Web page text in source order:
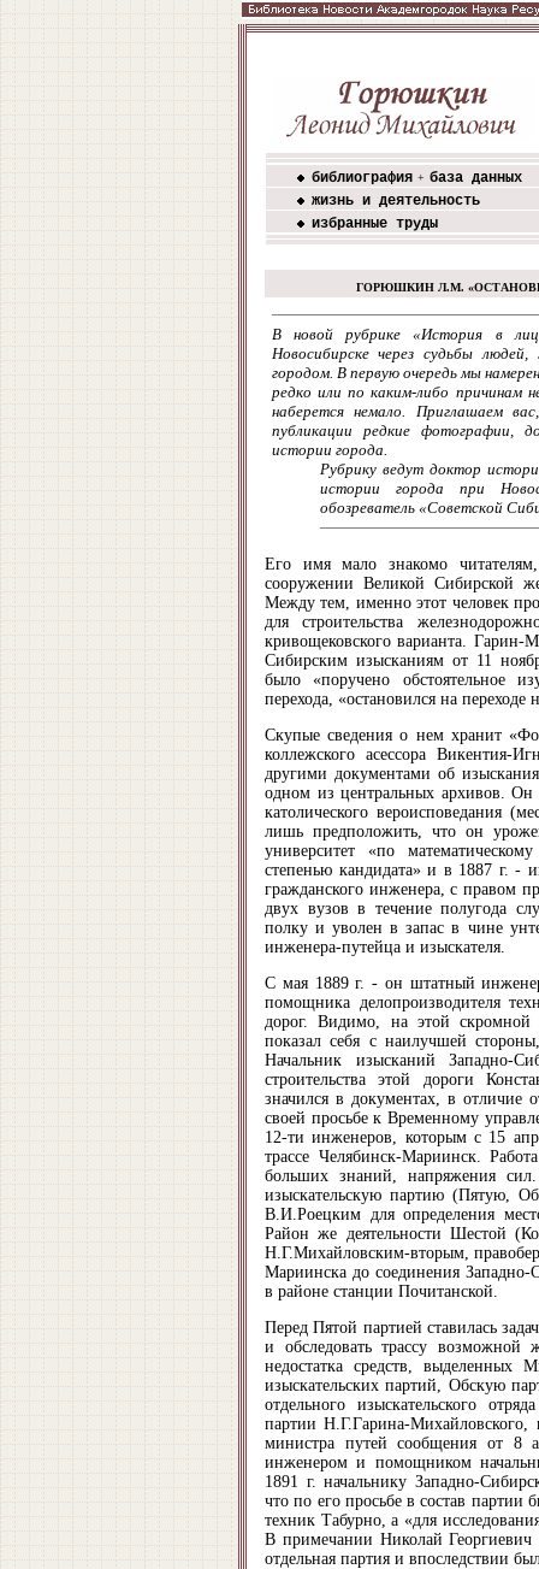
библиография + база данных
жизнь и деятельность
избранные труды
ГОРЮШКИН Л.М.
В новой рубрике «История в
Новосибирске через судьбы
городом. В первую очередь мы
редко или по каким-либо причинам
наберется немало. Приглашаем
публикации редкие фотографии,
истории города.
Рубрику ведут доктор
истории города при
обозреватель «Советской
Его имя мало знакомо
сооружении Великой Сибирской
Между тем, именно этот человек
для строительства
кривощековского варианта. Гарин-
Сибирским изысканиям от 11
было «поручено обстоятельное
перехода, «остановился на
Скупые сведения о нем хранит
коллежского асессора Викентия-
другими документами об
одном из центральных архивов.
католического вероисповедания
лишь предположить, что он
университет «по
степенью кандидата» и в 1887 г. -
гражданского инженера, с правом
двух вузов в течение полугода
полку и уволен в запас в чине
инженера-путейца и изыскателя.
С мая 1889 г. - он штатный
помощника делопроизводителя
дорог. Видимо, на этой скромной
показал себя с наилучшей
Начальник изысканий Западно-
строительства этой дороги
значился в документах, в отличие
своей просьбе к Временному
12-ти инженеров, которым с 15
трассе Челябинск-Мариинск.
больших знаний, напряжения
изыскательскую партию (Пятую,
В.И.Роецким для определения
Район же деятельности Шестой
Н.Г.Михайловским-вторым,
Мариинска до соединения
в районе станции Почитанской.
Перед Пятой партией ставилась
и обследовать трассу
недостатка средств, выделенных
изыскательских партий, Обскую
отдельного изыскательского
партии Н.Г.Гарина-
министра путей сообщения от 8
инженером и помощником
1891 г. начальнику Западно-
что по его просьбе в состав
техник Табурно, а «для
В примечании Николай Георгиевич
отдельная партия и впоследствии